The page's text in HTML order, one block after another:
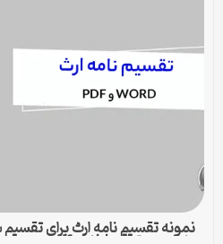
نمونه تقسیم نامه ارث برای تقسیم